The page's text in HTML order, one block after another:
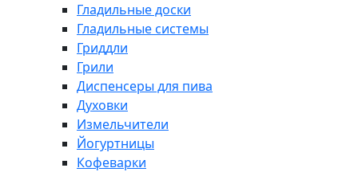
Гладильные доски
Гладильные системы
Гриддли
Грили
Диспенсеры для пива
Духовки
Измельчители
Йогуртницы
Кофеварки